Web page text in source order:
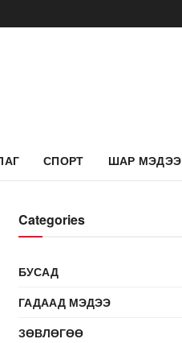
СПОРТ ШАР МЭДЭЭ
Categories
БУСАД
ГАДААД МЭДЭЭ
ЗӨВЛӨГӨӨ